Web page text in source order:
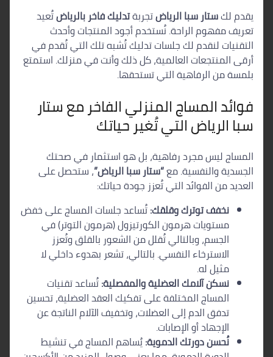
يقدم لكستار سبا الرياضتجربةتدليك فاخر بالرياضتُعيد
تعريف مفهوم الراحة. نُستخدم أجود المنتجات وأحدث
التقنيات لنقدم لك جلسات تدليك تُشبه تلك التي تُقدم في
أرقى المنتجعات العالمية، كل ذلك وأنت في منزلك. استمتع
بلمسة من الرفاهية التي تستحقها.
فوائد المساج المنزلي الفاخر مع ستار
سبا الرياض التي تُغير حياتك
المساج ليس مجرد رفاهية، بل هو استثمار في صحتك
الجسدية والنفسية. مع“ستار سبا الرياض”، ستحصل على
العديد من الفوائد التي تُعزز جودة حياتك:
نخفف توترك وقلقك:تُساعد جلسات المساج على خفض
مستويات هرمون الكورتيزول (هرمون التوتر) في
الجسم، وبالتالي تُقلل من الشعور بالقلق وتُعزز
الاسترخاء النفسي. بالتالي، تشعر بهدوء داخلي لا
مثيل له.
نسكن آلامك العضلية والمفصلية:تُساعد تقنيات
المساج المختلفة على تفكيك العقد العضلية، تحسين
تدفق الدم إلى العضلات، وتخفيف الآلام الناتجة عن
الإجهاد أو الإصابات.
نُحسن دورتك الدموية:يُساهم المساج في تنشيط